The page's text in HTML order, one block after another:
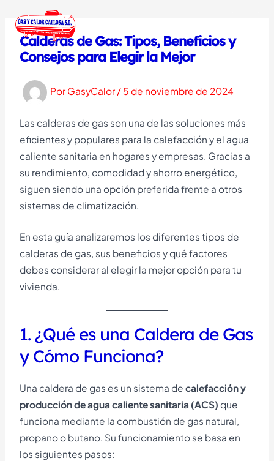
contenido
Calderas de Gas: Tipos, Beneficios y
Consejos para Elegir la Mejor
Por GasyCalor / 5 de noviembre de 2024
Las calderas de gas son una de las soluciones más
eficientes y populares para la calefacción y el agua
caliente sanitaria en hogares y empresas. Gracias a
su rendimiento, comodidad y ahorro energético,
siguen siendo una opción preferida frente a otros
sistemas de climatización.
En esta guía analizaremos los diferentes tipos de
calderas de gas, sus beneficios y qué factores
debes considerar al elegir la mejor opción para tu
vivienda.
1. ¿Qué es una Caldera de Gas
y Cómo Funciona?
Una caldera de gas es un sistema decalefacción y
producción de agua caliente sanitaria (ACS) que
funciona mediante la combustión de gas natural,
propano o butano. Su funcionamiento se basa en
los siguientes pasos: